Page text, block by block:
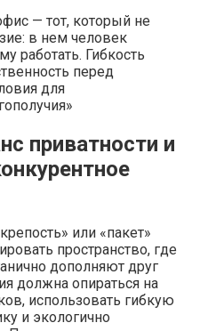
— тот, который не
в нем человек
работать. Гибкость
перед
для
приватности и
или «пакет»
пространство, где
дополняют друг
должна опираться на
использовать гибкую
и экологично